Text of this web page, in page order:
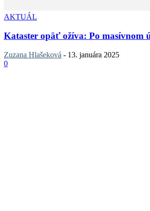
AKTUÁL
Kataster opäť ožíva: Po masívnom
Zuzana Hlašeková - 13. januára 2025
0